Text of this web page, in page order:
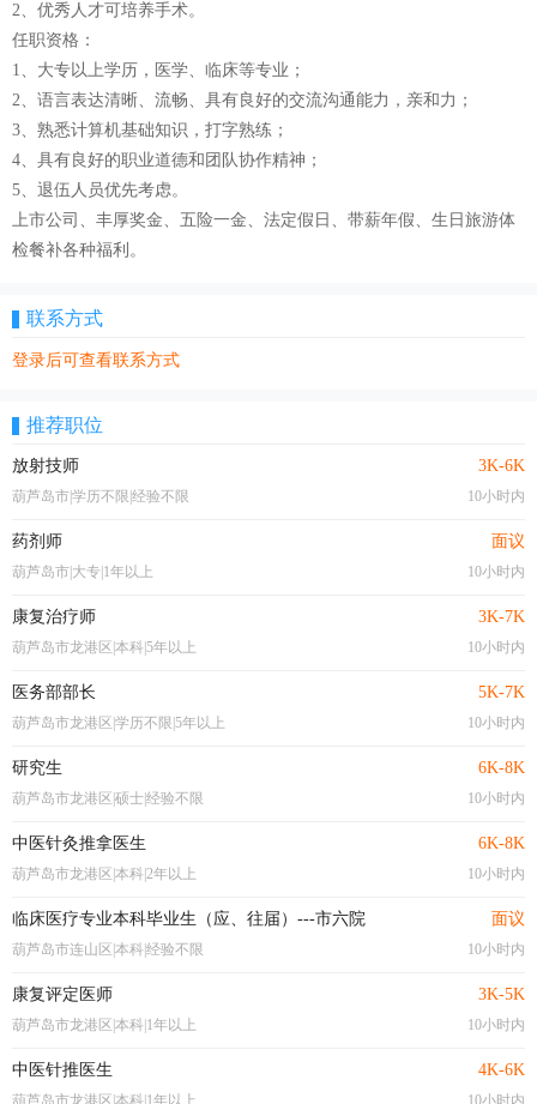
2、优秀人才可培养手术。
任职资格：
1、大专以上学历，医学、临床等专业；
2、语言表达清晰、流畅、具有良好的交流沟通能力，亲和力；
3、熟悉计算机基础知识，打字熟练；
4、具有良好的职业道德和团队协作精神；
5、退伍人员优先考虑。
上市公司、丰厚奖金、五险一金、法定假日、带薪年假、生日旅游体
检餐补各种福利。
联系方式
登录后可查看联系方式
推荐职位
放射技师 3K-6K
葫芦岛市|学历不限|经验不限 10小时内
药剂师 面议
葫芦岛市|大专|1年以上 10小时内
康复治疗师 3K-7K
葫芦岛市龙港区|本科|5年以上 10小时内
医务部部长 5K-7K
葫芦岛市龙港区|学历不限|5年以上 10小时内
研究生 6K-8K
葫芦岛市龙港区|硕士|经验不限 10小时内
中医针灸推拿医生 6K-8K
葫芦岛市龙港区|本科|2年以上 10小时内
临床医疗专业本科毕业生（应、往届）---市六院 面议
葫芦岛市连山区|本科|经验不限 10小时内
康复评定医师 3K-5K
葫芦岛市龙港区|本科|1年以上 10小时内
中医针推医生 4K-6K
葫芦岛市龙港区|本科|1年以上 10小时内